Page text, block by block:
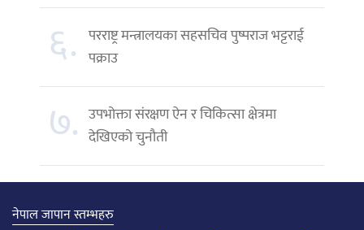
६. परराष्ट्र मन्त्रालयका सहसचिव पुष्पराज भट्टराई
पक्राउ
७. उपभोक्ता संरक्षण ऐन र चिकित्सा क्षेत्रमा
देखिएको चुनौती
नेपाल जापान स्तम्भहरु